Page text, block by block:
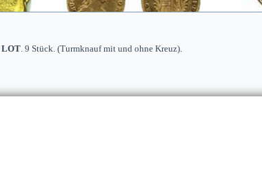
LOT. 9 Stück. (Turmknauf mit und ohne Kreuz).